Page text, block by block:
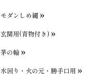
モダンしめ縄
玄関用(青物付き)
茅の輪
水回り・火の元・勝手口用